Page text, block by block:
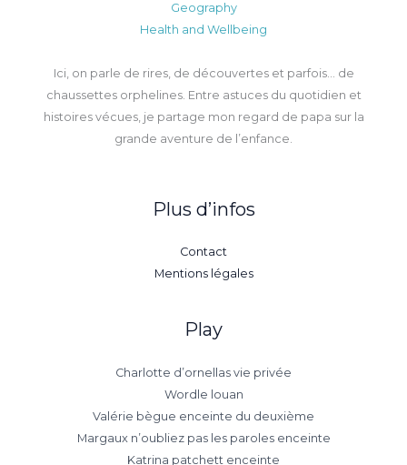
Geography
Health and Wellbeing
Ici, on parle de rires, de découvertes et parfois… de
chaussettes orphelines. Entre astuces du quotidien et
histoires vécues, je partage mon regard de papa sur la
grande aventure de l’enfance.
Plus d’infos
Contact
Mentions légales
Play
Charlotte d’ornellas vie privée
Wordle louan
Valérie bègue enceinte du deuxième
Margaux n’oubliez pas les paroles enceinte
Katrina patchett enceinte